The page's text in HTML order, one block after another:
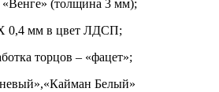
(толщина 3 мм);
0,4 мм в цвет ЛДСП;
торцов – «фацет»;
«Кайман Белый»